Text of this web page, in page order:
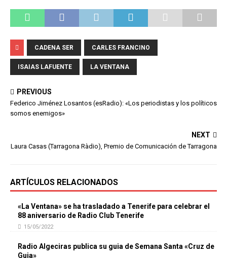
CADENA SER CARLES FRANCINO
ISAIAS LAFUENTE LA VENTANA
PREVIOUS
Federico Jiménez Losantos (esRadio): «Los periodistas y los políticos
somos enemigos»
NEXT
Laura Casas (Tarragona Ràdio), Premio de Comunicación de Tarragona
ARTÍCULOS RELACIONADOS
«La Ventana» se ha trasladado a Tenerife para celebrar el
88 aniversario de Radio Club Tenerife
15/05/2022
Radio Algeciras publica su guia de Semana Santa «Cruz de
Guia»